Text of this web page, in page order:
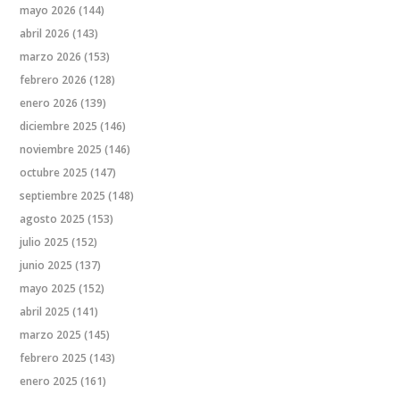
mayo 2026 (144)
abril 2026 (143)
marzo 2026 (153)
febrero 2026 (128)
enero 2026 (139)
diciembre 2025 (146)
noviembre 2025 (146)
octubre 2025 (147)
septiembre 2025 (148)
agosto 2025 (153)
julio 2025 (152)
junio 2025 (137)
mayo 2025 (152)
abril 2025 (141)
marzo 2025 (145)
febrero 2025 (143)
enero 2025 (161)